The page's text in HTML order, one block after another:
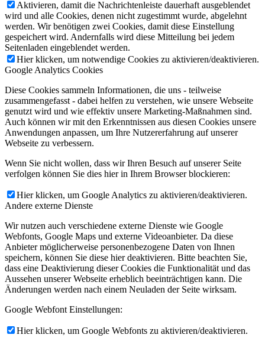
Aktivieren, damit die Nachrichtenleiste dauerhaft ausgeblendet
wird und alle Cookies, denen nicht zugestimmt wurde, abgelehnt
werden. Wir benötigen zwei Cookies, damit diese Einstellung
gespeichert wird. Andernfalls wird diese Mitteilung bei jedem
Seitenladen eingeblendet werden.
Hier klicken, um notwendige Cookies zu aktivieren/deaktivieren.
Google Analytics Cookies
Diese Cookies sammeln Informationen, die uns - teilweise
zusammengefasst - dabei helfen zu verstehen, wie unsere Webseite
genutzt wird und wie effektiv unsere Marketing-Maßnahmen sind.
Auch können wir mit den Erkenntnissen aus diesen Cookies unsere
Anwendungen anpassen, um Ihre Nutzererfahrung auf unserer
Webseite zu verbessern.
Wenn Sie nicht wollen, dass wir Ihren Besuch auf unserer Seite
verfolgen können Sie dies hier in Ihrem Browser blockieren:
Hier klicken, um Google Analytics zu aktivieren/deaktivieren.
Andere externe Dienste
Wir nutzen auch verschiedene externe Dienste wie Google
Webfonts, Google Maps und externe Videoanbieter. Da diese
Anbieter möglicherweise personenbezogene Daten von Ihnen
speichern, können Sie diese hier deaktivieren. Bitte beachten Sie,
dass eine Deaktivierung dieser Cookies die Funktionalität und das
Aussehen unserer Webseite erheblich beeinträchtigen kann. Die
Änderungen werden nach einem Neuladen der Seite wirksam.
Google Webfont Einstellungen:
Hier klicken, um Google Webfonts zu aktivieren/deaktivieren.